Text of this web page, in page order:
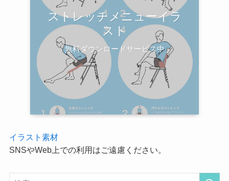
ストレッチメニューイラ
スト
無料ダウンロードサービス中
イラスト素材
SNSやWeb上での利用はご遠慮ください。